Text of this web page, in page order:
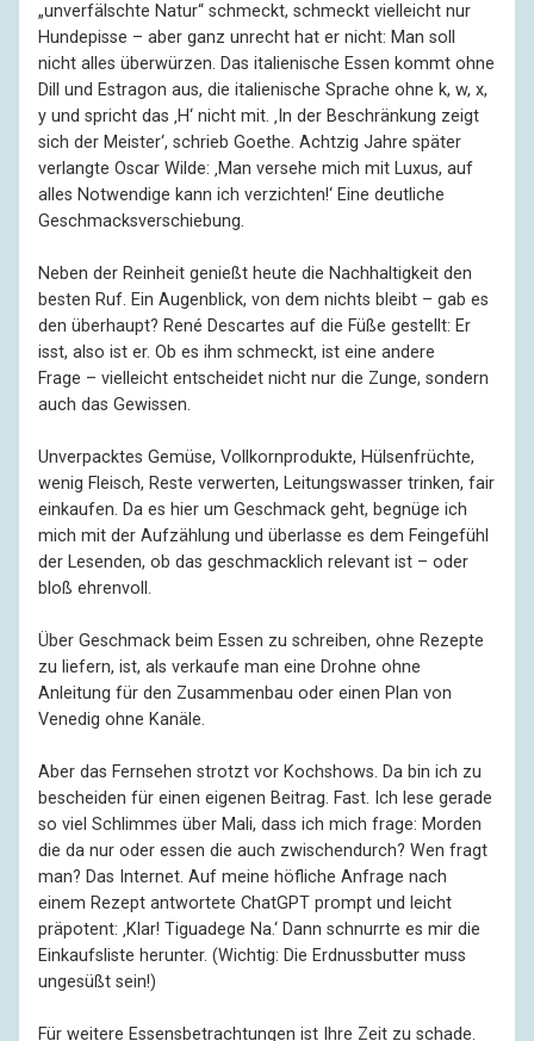
„unverfälschte Natur“ schmeckt, schmeckt vielleicht nur
Hundepisse – aber ganz unrecht hat er nicht: Man soll
nicht alles überwürzen. Das italienische Essen kommt ohne
Dill und Estragon aus, die italienische Sprache ohne k, w, x,
y und spricht das ‚H‘ nicht mit. ‚In der Beschränkung zeigt
sich der Meister‘, schrieb Goethe. Achtzig Jahre später
verlangte Oscar Wilde: ‚Man versehe mich mit Luxus, auf
alles Notwendige kann ich verzichten!‘ Eine deutliche
Geschmacksverschiebung.
Neben der Reinheit genießt heute die Nachhaltigkeit den
besten Ruf. Ein Augenblick, von dem nichts bleibt – gab es
den überhaupt? René Descartes auf die Füße gestellt: Er
isst, also ist er. Ob es ihm schmeckt, ist eine andere
Frage – vielleicht entscheidet nicht nur die Zunge, sondern
auch das Gewissen.
Unverpacktes Gemüse, Vollkornprodukte, Hülsenfrüchte,
wenig Fleisch, Reste verwerten, Leitungswasser trinken, fair
einkaufen. Da es hier um Geschmack geht, begnüge ich
mich mit der Aufzählung und überlasse es dem Feingefühl
der Lesenden, ob das geschmacklich relevant ist – oder
bloß ehrenvoll.
Über Geschmack beim Essen zu schreiben, ohne Rezepte
zu liefern, ist, als verkaufe man eine Drohne ohne
Anleitung für den Zusammenbau oder einen Plan von
Venedig ohne Kanäle.
Aber das Fernsehen strotzt vor Kochshows. Da bin ich zu
bescheiden für einen eigenen Beitrag. Fast. Ich lese gerade
so viel Schlimmes über Mali, dass ich mich frage: Morden
die da nur oder essen die auch zwischendurch? Wen fragt
man? Das Internet. Auf meine höfliche Anfrage nach
einem Rezept antwortete ChatGPT prompt und leicht
präpotent: ‚Klar! Tiguadege Na.‘ Dann schnurrte es mir die
Einkaufsliste herunter. (Wichtig: Die Erdnussbutter muss
ungesüßt sein!)
Für weitere Essensbetrachtungen ist Ihre Zeit zu schade.